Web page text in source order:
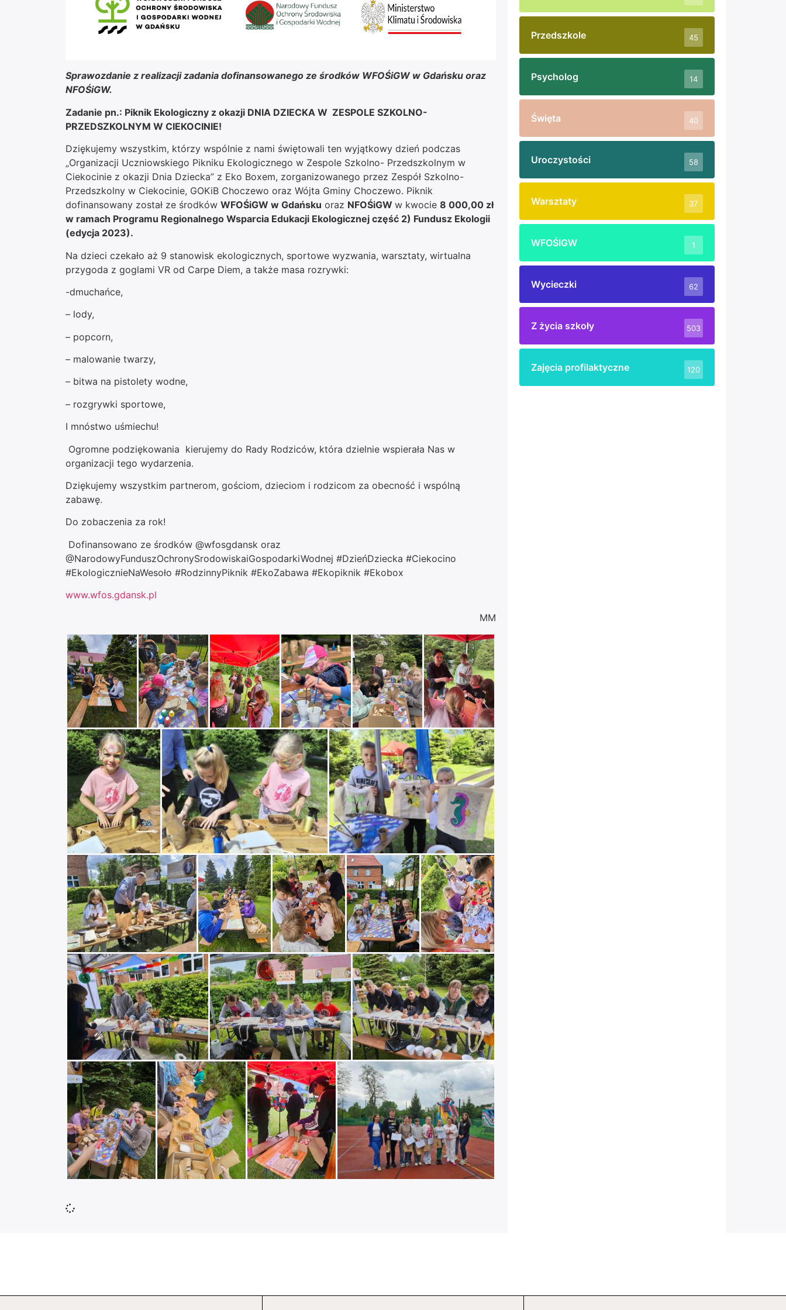
Sprawozdanie z realizacji zadania dofinansowanego ze środków WFOŚiGW w Gdańsku oraz
NFOŚiGW.
Zadanie pn.: Piknik Ekologiczny z okazji DNIA DZIECKA W ZESPOLE SZKOLNO-
PRZEDSZKOLNYM W CIEKOCINIE!
Dziękujemy wszystkim, którzy wspólnie z nami świętowali ten wyjątkowy dzień podczas
„Organizacji Uczniowskiego Pikniku Ekologicznego w Zespole Szkolno- Przedszkolnym w
Ciekocinie z okazji Dnia Dziecka” z Eko Boxem, zorganizowanego przez Zespół Szkolno-
Przedszkolny w Ciekocinie, GOKiB Choczewo oraz Wójta Gminy Choczewo. Piknik
dofinansowany został ze środków WFOŚiGW w Gdańsku oraz NFOŚiGW w kwocie 8 000,00 zł
w ramach Programu Regionalnego Wsparcia Edukacji Ekologicznej część 2) Fundusz Ekologii
(edycja 2023).
Na dzieci czekało aż 9 stanowisk ekologicznych, sportowe wyzwania, warsztaty, wirtualna
przygoda z goglami VR od Carpe Diem, a także masa rozrywki:
-dmuchańce,
– lody,
– popcorn,
– malowanie twarzy,
– bitwa na pistolety wodne,
– rozgrywki sportowe,
I mnóstwo uśmiechu!
Ogromne podziękowania kierujemy do Rady Rodziców, która dzielnie wspierała Nas w
organizacji tego wydarzenia.
Dziękujemy wszystkim partnerom, gościom, dzieciom i rodzicom za obecność i wspólną
zabawę.
Do zobaczenia za rok!
Dofinansowano ze środków @wfosgdansk oraz
@NarodowyFunduszOchronySrodowiskaiGospodarkiWodnej #DzieńDziecka #Ciekocino
#EkologicznieNaWesoło #RodzinnyPiknik #EkoZabawa #Ekopiknik #Ekobox
www.wfos.gdansk.pl
MM
Przedszkole 45
Psycholog 14
Święta 40
Uroczystości 58
Warsztaty 37
WFOŚIGW 1
Wycieczki 62
Z życia szkoły 503
Zajęcia profilaktyczne 120